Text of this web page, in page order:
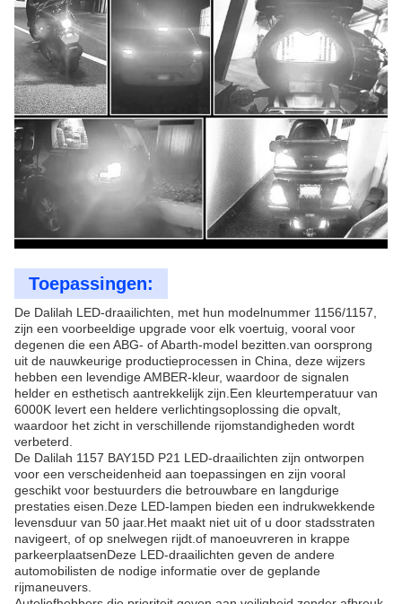
Toepassingen:
De Dalilah LED-draailichten, met hun modelnummer 1156/1157,
zijn een voorbeeldige upgrade voor elk voertuig, vooral voor
degenen die een ABG- of Abarth-model bezitten.van oorsprong
uit de nauwkeurige productieprocessen in China, deze wijzers
hebben een levendige AMBER-kleur, waardoor de signalen
helder en esthetisch aantrekkelijk zijn.Een kleurtemperatuur van
6000K levert een heldere verlichtingsoplossing die opvalt,
waardoor het zicht in verschillende rijomstandigheden wordt
verbeterd.
De Dalilah 1157 BAY15D P21 LED-draailichten zijn ontworpen
voor een verscheidenheid aan toepassingen en zijn vooral
geschikt voor bestuurders die betrouwbare en langdurige
prestaties eisen.Deze LED-lampen bieden een indrukwekkende
levensduur van 50 jaar.Het maakt niet uit of u door stadsstraten
navigeert, of op snelwegen rijdt.of manoeuvreren in krappe
parkeerplaatsenDeze LED-draailichten geven de andere
automobilisten de nodige informatie over de geplande
rijmaneuvers.